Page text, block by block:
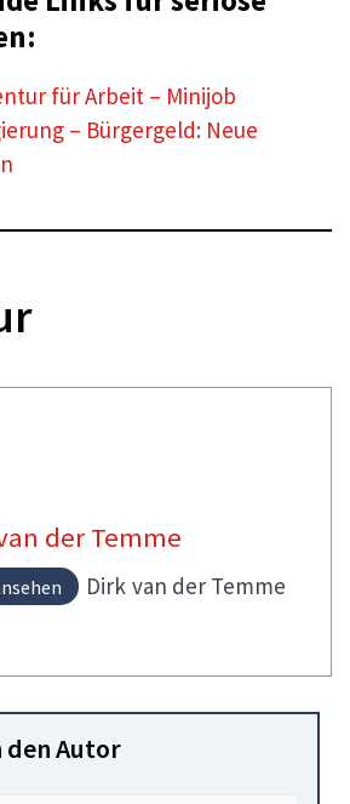
für Arbeit – Minijob
– Bürgergeld: Neue
der Temme
Dirk van der Temme
den Autor